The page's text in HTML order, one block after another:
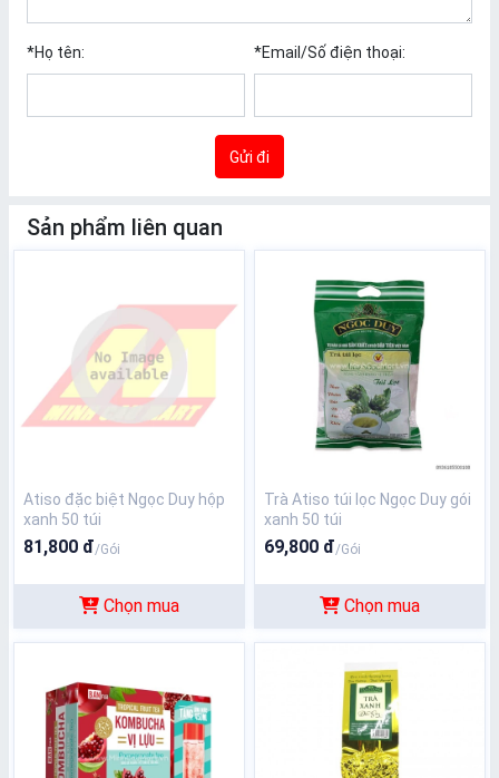
*Họ tên: *Email/Số điện thoại:
Gửi đi
Sản phẩm liên quan
Atiso đặc biệt Ngọc Duy hộp
xanh 50 túi
81,800 đ/Gói
Chọn mua
Trà Atiso túi lọc Ngọc Duy gói
xanh 50 túi
69,800 đ/Gói
Chọn mua